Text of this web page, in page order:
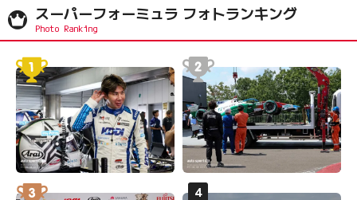
スーパーフォーミュラ フォトランキング